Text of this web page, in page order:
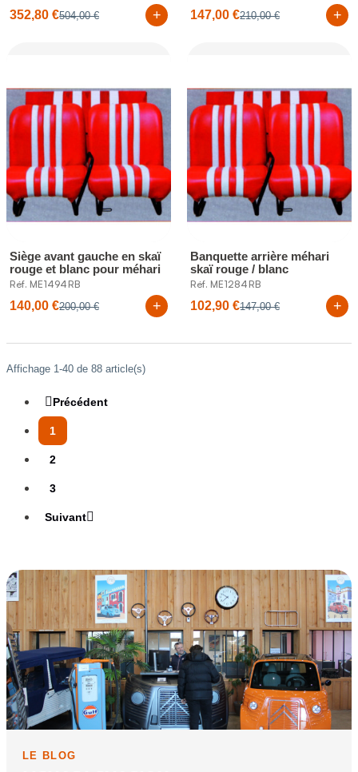
352,80 €504,00 € + 147,00 €210,00 € +
Siège avant gauche en skaï
rouge et blanc pour méhari
Réf. ME1494RB
140,00 €200,00 € +
Banquette arrière méhari
skaï rouge / blanc
Réf. ME1284RB
102,90 €147,00 € +
Affichage 1-40 de 88 article(s)
Précédent
1
2
3
Suivant
LE BLOG